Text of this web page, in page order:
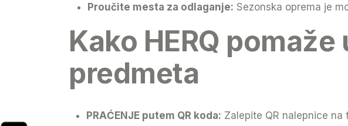
Proučite mesta za odlaganje: Sezonska oprema je
Kako HERQ
predmeta
PRAĆENJE putem QR koda: Zalepite QR nalepnice